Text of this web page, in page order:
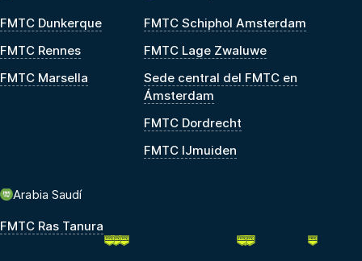
FMTC Dunkerque
FMTC Rennes
FMTC Marsella
FMTC Schiphol Amsterdam
FMTC Lage Zwaluwe
Sede central del FMTC en
Ámsterdam
FMTC Dordrecht
FMTC IJmuiden
Arabia Saudí
FMTC Ras Tanura